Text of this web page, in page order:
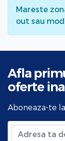
Mareste
out sau
Afla
oferte
Aboneaza-te